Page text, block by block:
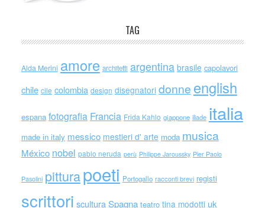
TAG
Alda Merini amore architetti argentina brasile capolavori
chile cile colombia design disegnatori donne english
espana fotografia Francia Frida Kahlo giappone iliade italia
made in italy messico mestieri d' arte moda musica
México nobel pablo neruda perù Philippe Jaroussky Pier Paolo
Pasolini pitturapoeti Portogallo racconti brevi registi
scrittori scultura Spagna teatro tina modotti uk